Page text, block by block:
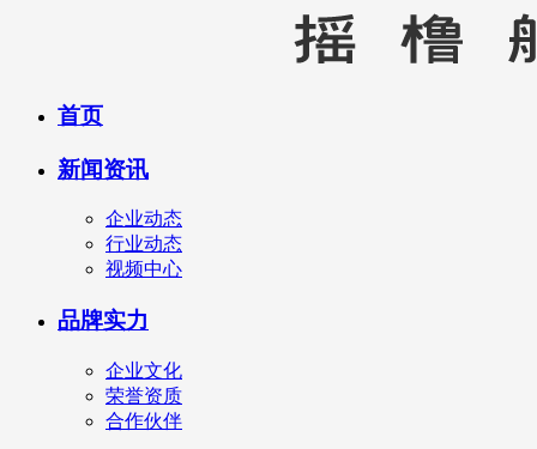
首页
新闻资讯
企业动态
行业动态
视频中心
品牌实力
企业文化
荣誉资质
合作伙伴